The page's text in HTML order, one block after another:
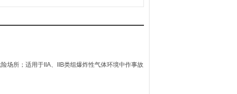
场所；适用于IIA、IIB类组爆炸性气体环境中作事故